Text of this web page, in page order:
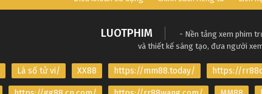
LUOTPHIM
- Nền tảng xem phim
và thiết kế sáng tạo, đưa người
Lá số tử vi/ XX88 https://mm88.today/ https://